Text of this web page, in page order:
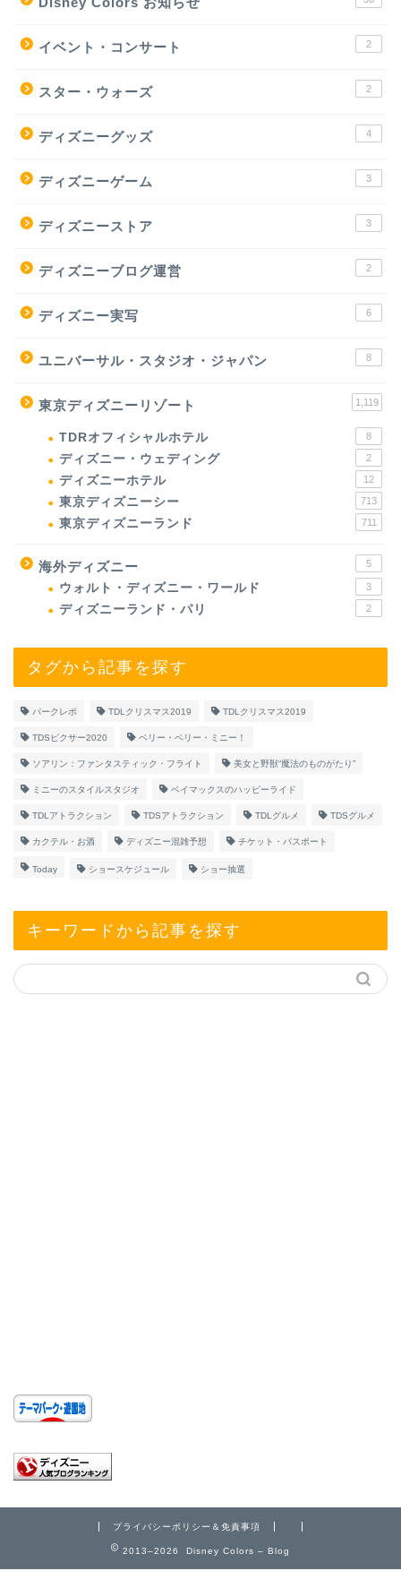
イベント・コンサート 2
スター・ウォーズ 2
ディズニーグッズ 4
ディズニーゲーム 3
ディズニーストア 3
ディズニーブログ運営 2
ディズニー実写 6
ユニバーサル・スタジオ・ジャパン 8
東京ディズニーリゾート 1,119
TDRオフィシャルホテル 8
ディズニー・ウェディング 2
ディズニーホテル 12
東京ディズニーシー 713
東京ディズニーランド 711
海外ディズニー 5
ウォルト・ディズニー・ワールド 3
ディズニーランド・パリ 2
タグから記事を探す
パークレポ TDLクリスマス2019 TDLクリスマス2019
TDSピクサー2020 ベリー・ベリー・ミニー！
ソアリン：ファンタスティック・フライト 美女と野獣“魔法のものがたり”
ミニーのスタイルスタジオ ベイマックスのハッピーライド
TDLアトラクション TDSアトラクション TDLグルメ TDSグルメ
カクテル・お酒 ディズニー混雑予想 チケット・パスポート
Today ショースケジュール ショー抽選
キーワードから記事を探す
プライバシーポリシー＆免責事項
2013–2026 Disney Colors – Blog